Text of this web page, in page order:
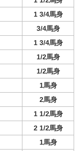
1 3/4馬身
3/4馬身
1 3/4馬身
1/2馬身
1/2馬身
1馬身
2馬身
1 1/2馬身
2 1/2馬身
1馬身